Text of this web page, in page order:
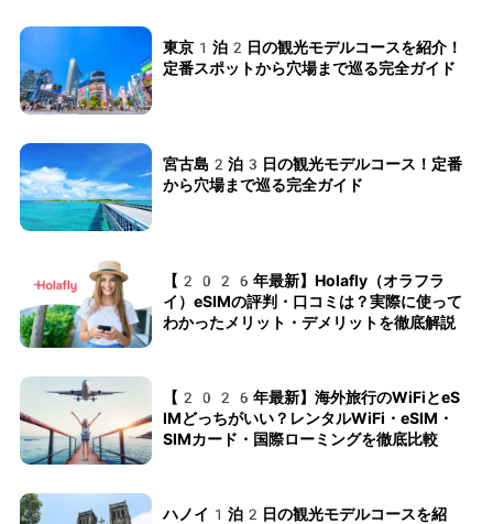
東京1泊2日の観光モデルコースを紹介！
定番スポットから穴場まで巡る完全ガイド
宮古島2泊3日の観光モデルコース！定番
から穴場まで巡る完全ガイド
【2026年最新】Holafly（オラフラ
イ）eSIMの評判・口コミは？実際に使って
わかったメリット・デメリットを徹底解説
【2026年最新】海外旅行のWiFiとeS
IMどっちがいい？レンタルWiFi・eSIM・
SIMカード・国際ローミングを徹底比較
ハノイ1泊2日の観光モデルコースを紹